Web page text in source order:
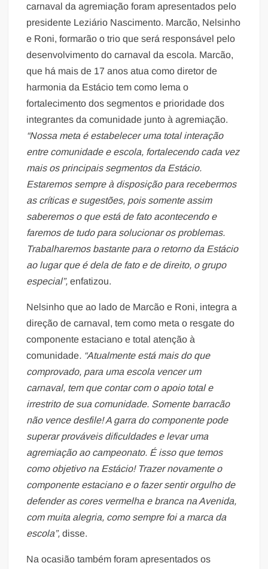
carnaval da agremiação foram apresentados pelo
presidente Leziário Nascimento. Marcão, Nelsinho
e Roni, formarão o trio que será responsável pelo
desenvolvimento do carnaval da escola. Marcão,
que há mais de 17 anos atua como diretor de
harmonia da Estácio tem como lema o
fortalecimento dos segmentos e prioridade dos
integrantes da comunidade junto à agremiação.
“Nossa meta é estabelecer uma total interação
entre comunidade e escola, fortalecendo cada vez
mais os principais segmentos da Estácio.
Estaremos sempre à disposição para recebermos
as críticas e sugestões, pois somente assim
saberemos o que está de fato acontecendo e
faremos de tudo para solucionar os problemas.
Trabalharemos bastante para o retorno da Estácio
ao lugar que é dela de fato e de direito, o grupo
especial”, enfatizou.
Nelsinho que ao lado de Marcão e Roni, integra a
direção de carnaval, tem como meta o resgate do
componente estaciano e total atenção à
comunidade. “Atualmente está mais do que
comprovado, para uma escola vencer um
carnaval, tem que contar com o apoio total e
irrestrito de sua comunidade. Somente barracão
não vence desfile! A garra do componente pode
superar prováveis dificuldades e levar uma
agremiação ao campeonato. É isso que temos
como objetivo na Estácio! Trazer novamente o
componente estaciano e o fazer sentir orgulho de
defender as cores vermelha e branca na Avenida,
com muita alegria, como sempre foi a marca da
escola”, disse.
Na ocasião também foram apresentados os